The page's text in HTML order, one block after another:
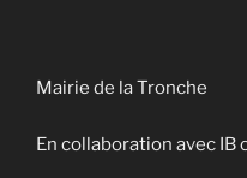
Mairie de la Tronche
En collaboration avec